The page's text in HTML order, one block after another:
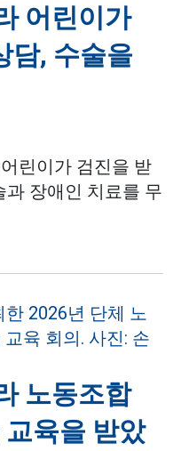
어린이가
담, 수술을
린이가 검진을 받
과 장애인 치료를 무
노동조합
육을 받았